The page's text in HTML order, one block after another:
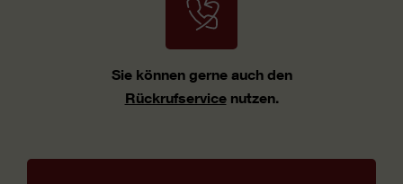
Sie können gerne auch den
Rückrufservicenutzen.